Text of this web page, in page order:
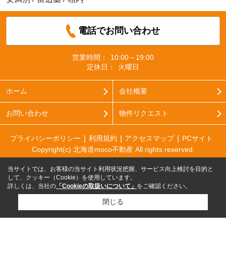
電話でお問い合わせ
営業時間：
10:00～19:00
定休日：
火曜日
ホーム 会社概要
お問い合わせ 物件リクエスト
プライバシーポリシー 利用規約 アクセスマップ
PCサイト
Copyright(c) 北海道moco不動産 All rights reserved.
当サイトでは、お客様の当サイト利用状況把握、サービス向上検討を目的と
して、クッキー（Cookie）を使用しています。
詳しくは、当社の 「Cookieの取扱いについて」 をご確認ください。
閉じる